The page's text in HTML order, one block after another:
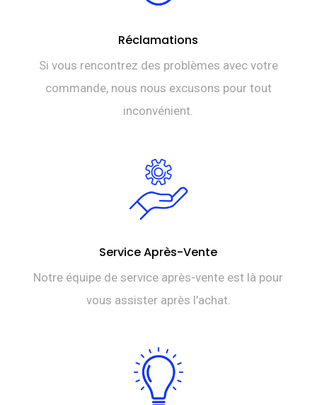
Réclamations
Si vous rencontrez des problèmes avec votre
commande, nous nous excusons pour tout
inconvénient.
Service Après-Vente
Notre équipe de service après-vente est là pour
vous assister après l’achat.